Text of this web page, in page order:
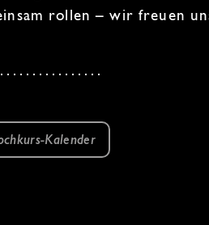
rollen – wir freuen
Kalender